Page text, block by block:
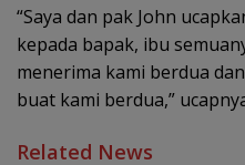
“Saya dan pak John
kepada bapak, ibu
menerima kami berdua
buat kami berdua,”
Related News